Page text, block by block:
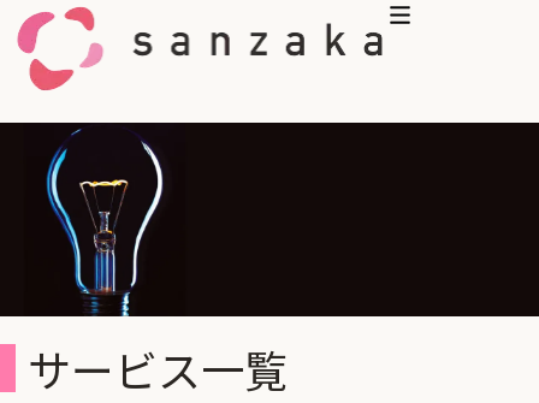
コンテンツへスキップ
サービス一覧